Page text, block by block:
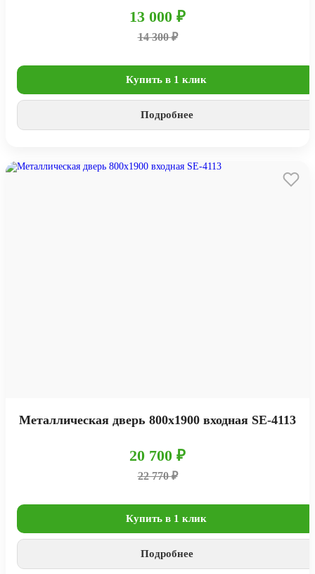
13 000 ₽
14 300 ₽
Купить в 1 клик
Подробнее
Металлическая дверь 800х1900 входная SE-4113
20 700 ₽
22 770 ₽
Купить в 1 клик
Подробнее